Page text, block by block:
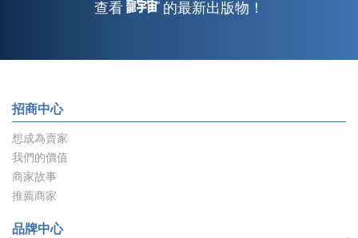
查看 的最新出版物！
招商中心
想成為賣家
我們的價值
商家故事
推薦商家
品牌中心